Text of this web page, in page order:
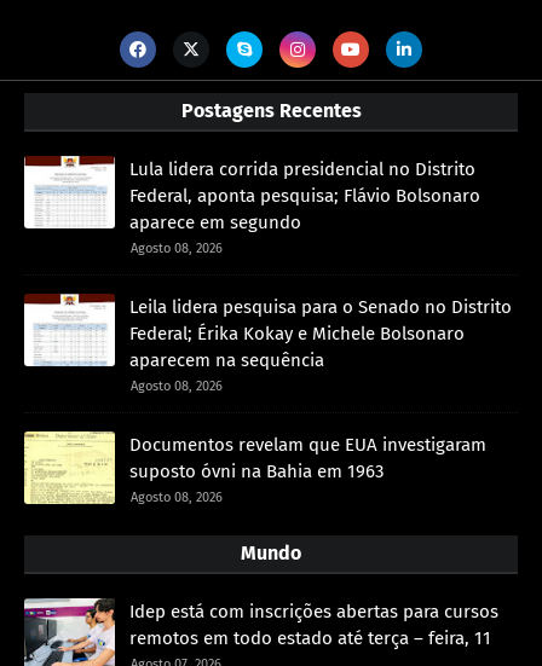
Postagens Recentes
Lula lidera corrida presidencial no Distrito
Federal, aponta pesquisa; Flávio Bolsonaro
aparece em segundo
Agosto 08, 2026
Leila lidera pesquisa para o Senado no Distrito
Federal; Érika Kokay e Michele Bolsonaro
aparecem na sequência
Agosto 08, 2026
Documentos revelam que EUA investigaram
suposto óvni na Bahia em 1963
Agosto 08, 2026
Mundo
Idep está com inscrições abertas para cursos
remotos em todo estado até terça – feira, 11